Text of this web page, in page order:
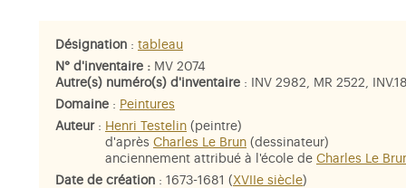
Désignation : tableau
N° d'inventaire : MV 2074
Autre(s) numéro(s) d'inventaire : INV 2982, MR 2522,
Domaine : Peintures
Auteur: Henri Testelin (peintre)
d'après Charles Le Brun (dessinateur)
anciennement attribué à l'école de Charles Le
Date de création : 1673-1681 ( XVIIe siècle)